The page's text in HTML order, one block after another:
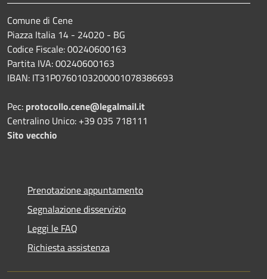
Comune di Cene
Piazza Italia 14 - 24020 - BG
Codice Fiscale: 00240600163
Partita IVA: 00240600163
IBAN: IT31P0760103200001078386693
Pec: protocollo.cene@legalmail.it
Centralino Unico: +39 035 718111
Sito vecchio
Prenotazione appuntamento
Segnalazione disservizio
Leggi le FAQ
Richiesta assistenza